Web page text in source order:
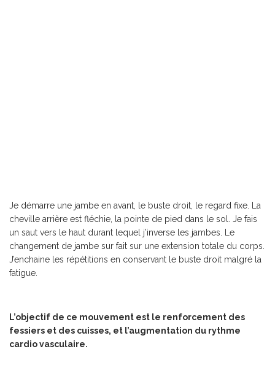
Je démarre une jambe en avant, le buste droit, le regard fixe. La
cheville arrière est fléchie, la pointe de pied dans le sol. Je fais
un saut vers le haut durant lequel j’inverse les jambes. Le
changement de jambe sur fait sur une extension totale du corps.
J’enchaine les répétitions en conservant le buste droit malgré la
fatigue.
L’objectif de ce mouvement est le renforcement des
fessiers et des cuisses, et l’augmentation du rythme
cardio vasculaire.